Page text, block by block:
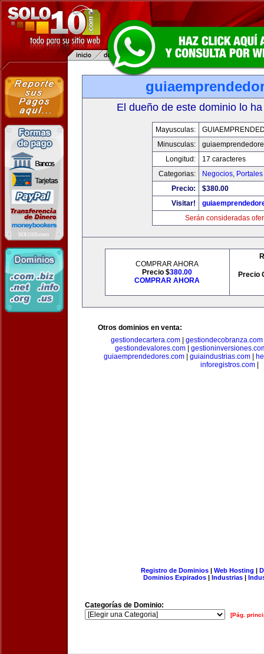
El dueño de este dominio lo
Mayusculas:
Minusculas:
Longitud:
17 caracteres
Categorias:
Negocios, Portales
Precio:
$380.00
Visitar!
Serán consideradas
COMPRAR AHORA
Precio $380.00
COMPRAR AHORA
Precio
Otros dominios en venta:
gestiondecartera.com| gestiondecobranza.com
gestiondevalores.com|
guiaemprendedores.com
guiaindustrias.com
inforegistros.com|
Registro de Dominios| Web Hosting |
Dominios Expirados | Industrias |
Categorías de Dominio:
[Pág.